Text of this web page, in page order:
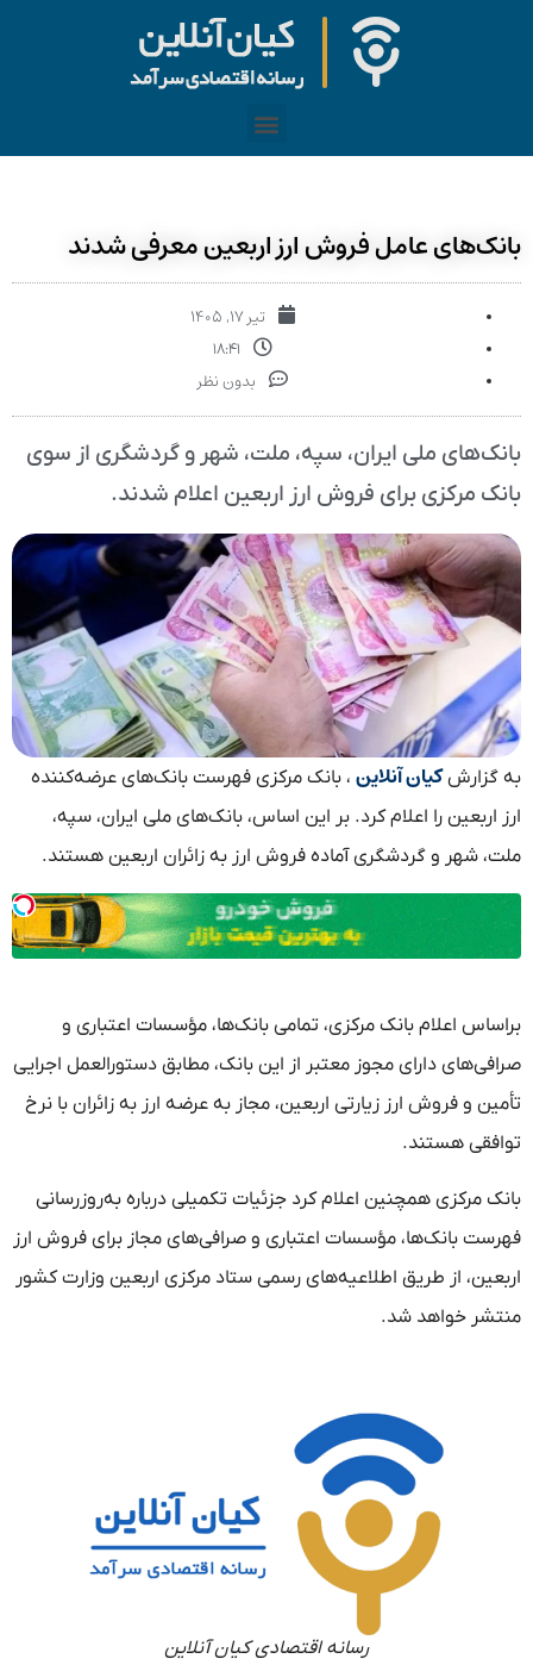
بانک‌های عامل فروش ارز اربعین معرفی شدند
تیر ۱۷, ۱۴۰۵
۱۸:۴۱
بدون نظر
بانک‌های ملی ایران، سپه، ملت، شهر و گردشگری از سوی
بانک مرکزی برای فروش ارز اربعین اعلام شدند.
به گزارشکیان آنلاین ، بانک مرکزی فهرست بانک‌های عرضه‌کننده
ارز اربعین را اعلام کرد. بر این اساس، بانک‌های ملی ایران، سپه،
ملت، شهر و گردشگری آماده فروش ارز به زائران اربعین هستند.
براساس اعلام بانک مرکزی، تمامی بانک‌ها، مؤسسات اعتباری و
صرافی‌های دارای مجوز معتبر از این بانک، مطابق دستورالعمل اجرایی
تأمین و فروش ارز زیارتی اربعین، مجاز به عرضه ارز به زائران با نرخ
توافقی هستند.
بانک مرکزی همچنین اعلام کرد جزئیات تکمیلی درباره به‌روزرسانی
فهرست بانک‌ها، مؤسسات اعتباری و صرافی‌های مجاز برای فروش ارز
اربعین، از طریق اطلاعیه‌های رسمی ستاد مرکزی اربعین وزارت کشور
منتشر خواهد شد.
رسانه اقتصادی کیان آنلاین